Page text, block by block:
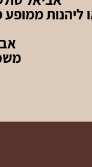
ליהנות